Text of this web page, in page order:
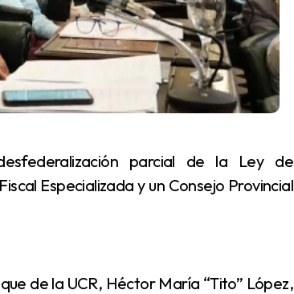
Especializada y un Consejo Provincial